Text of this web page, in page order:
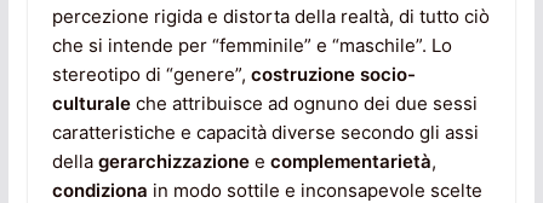
percezione rigida e distorta della realtà, di tutto ciò
che si intende per “femminile” e “maschile”. Lo
stereotipo di “genere”, costruzione socio-
culturaleche attribuisce ad ognuno dei due sessi
caratteristiche e capacità diverse secondo gli assi
della gerarchizzazionee complementarietà,
condiziona in modo sottile e inconsapevole scelte